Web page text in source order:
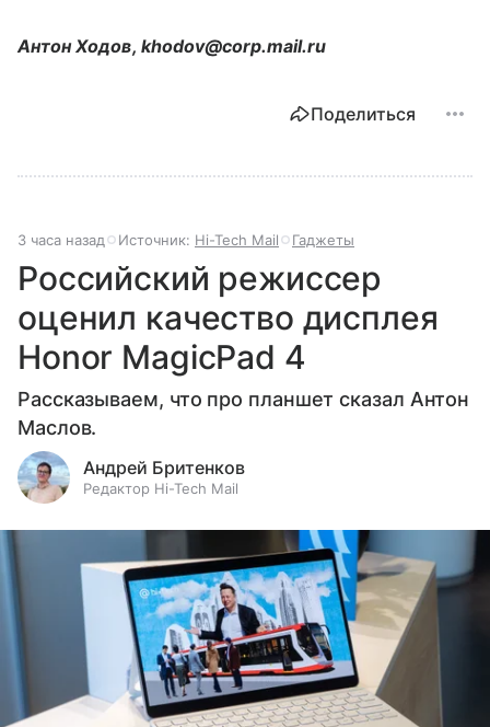
Антон Ходов, khodov@corp.mail.ru
Поделиться
3 часа назад Источник: Hi-Tech Mail Гаджеты
Российский режиссер
оценил качество дисплея
Honor MagicPad 4
Рассказываем, что про планшет сказал Антон
Маслов.
Андрей Бритенков
Редактор Hi-Tech Mail